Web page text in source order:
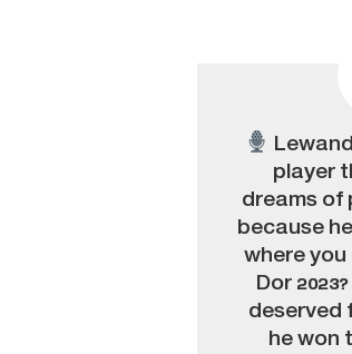
player
dreams of
because
where you
Dor
deserved
he won